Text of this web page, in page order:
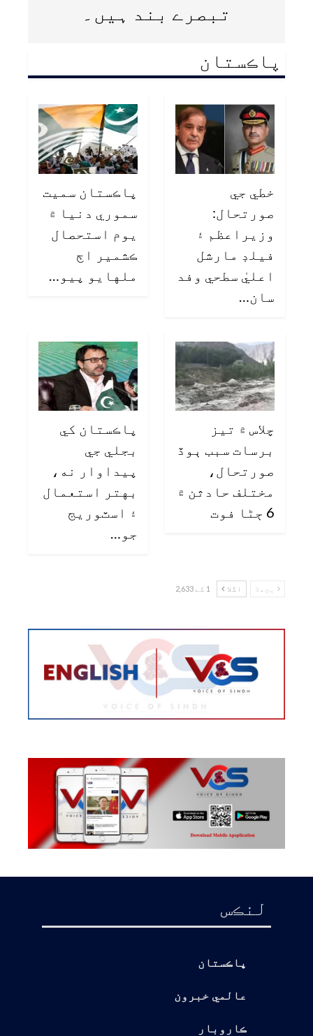
تبصرے بند ہیں۔
پاڪستان
خطي جي
صورتحال:
وزيراعظم ۽
فيلڊ مارشل
اعليٰ سطحي وفد
سان…
پاڪستان سميت
سموري دنيا ۾
يوم استحصال
ڪشمير اڄ
ملهايو پيو…
چلاس ۾ تيز
برسات سبب ٻوڏ
صورتحال،
مختلف حادثن ۾
6 ڄڻا فوت
پاڪستان کي
بجلي جي
پيداوار نه،
بهتر استعمال
۽ اسٽوريج
جو…
پچھلا اگلا 1 کے 2,633
لنڪس
پاڪستان
عالمي خبرون
ڪاروبار